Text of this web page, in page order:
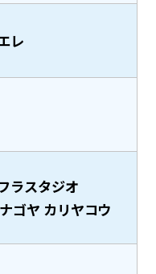
レ
ラスタジオ
ゴヤ カリヤコウ